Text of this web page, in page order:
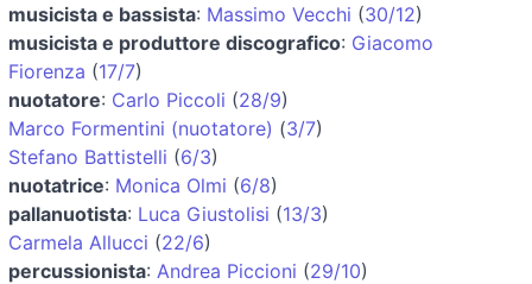
musicista e bassista: Massimo Vecchi (30/12)
musicista e produttore discografico: Giacomo
Fiorenza (17/7)
nuotatore: Carlo Piccoli (28/9)
Marco Formentini (nuotatore) (3/7)
Stefano Battistelli (6/3)
nuotatrice: Monica Olmi (6/8)
pallanuotista: Luca Giustolisi (13/3)
Carmela Allucci (22/6)
percussionista: Andrea Piccioni (29/10)